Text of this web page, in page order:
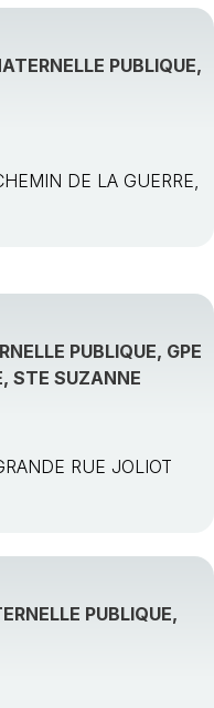
PUBLIQUE,
DE LA GUERRE,
PUBLIQUE, GPE
STE SUZANNE
RUE JOLIOT
PUBLIQUE,